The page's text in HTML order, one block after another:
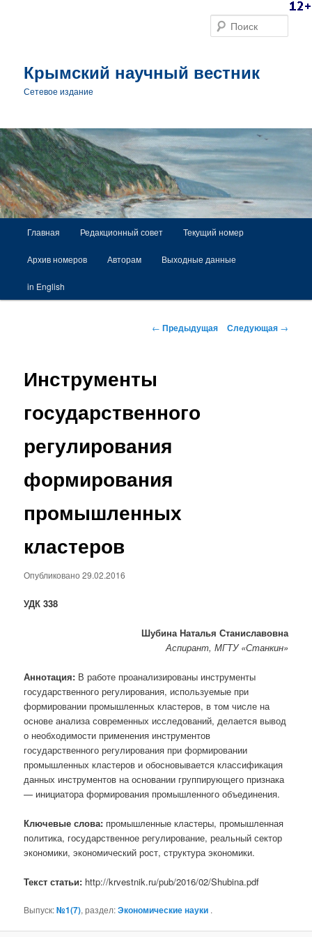
Крымский научный вестник
Сетевое издание
Перейти к основному содержимому
Главная Редакционный совет Текущий номер
Архив номеров Авторам Выходные данные
in English
Навигация по записям
← Предыдущая Следующая →
Инструменты
государственного
регулирования
формирования
промышленных
кластеров
Опубликовано29.02.2016
УДК 338
Шубина Наталья Станиславовна
Аспирант, МГТУ «Станкин»
Аннотация: В работе проанализированы инструменты
государственного регулирования, используемые при
формировании промышленных кластеров, в том числе на
основе анализа современных исследований, делается вывод
о необходимости применения инструментов
государственного регулирования при формировании
промышленных кластеров и обосновывается классификация
данных инструментов на основании группирующего признака
— инициатора формирования промышленного объединения.
Ключевые слова: промышленные кластеры, промышленная
политика, государственное регулирование, реальный сектор
экономики, экономический рост, структура экономики.
Текст статьи: http://krvestnik.ru/pub/2016/02/Shubina.pdf
Выпуск:№1(7), раздел:Экономические науки .